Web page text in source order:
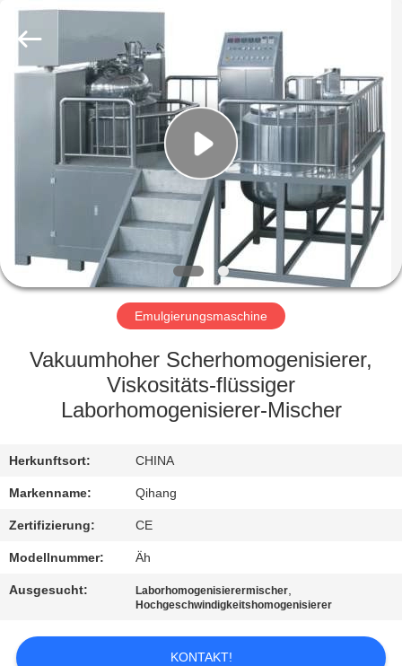
HAUS
PRODUKTE
UNS
FABRIK-
AUSFLUG
QUALITÄTSKONTROLLE
SIE
MIT
UNS
IN
VERBINDUNG
NACHRICHTEN
Rights
Emulgierungsmaschine
Vakuumhoher Scherhomogenisierer,
Viskositäts-flüssiger
Laborhomogenisierer-Mischer
Herkunftsort: CHINA
Markenname: Qihang
Zertifizierung: CE
Modellnummer: Äh
Ausgesucht: Laborhomogenisierermischer,
Hochgeschwindigkeitshomogenisierer
KONTAKT!